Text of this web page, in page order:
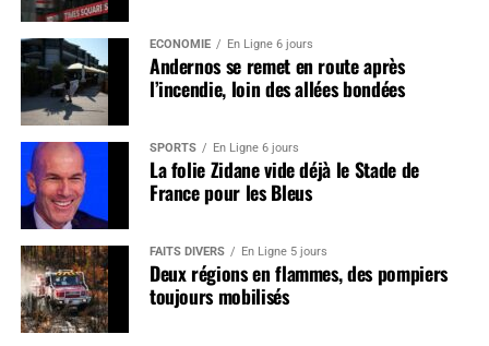
ÉCONOMIE En Ligne 6 jours
Andernos se remet en route après
l’incendie, loin des allées bondées
SPORTS En Ligne 6 jours
La folie Zidane vide déjà le Stade de
France pour les Bleus
FAITS DIVERS En Ligne 5 jours
Deux régions en flammes, des pompiers
toujours mobilisés